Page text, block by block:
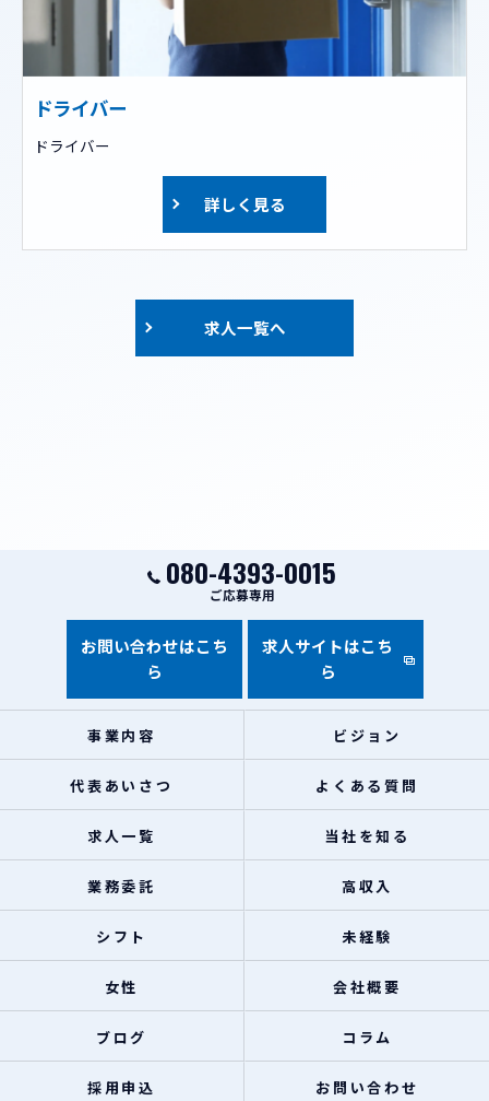
ドライバー
ドライバー
詳しく見る
求人一覧へ
080-4393-0015
ご応募専用
お問い合わせはこち
ら
求人サイトはこち
ら
事業内容 ビジョン
代表あいさつ よくある質問
求人一覧 当社を知る
業務委託 高収入
シフト 未経験
女性 会社概要
ブログ コラム
採用申込 お問い合わせ